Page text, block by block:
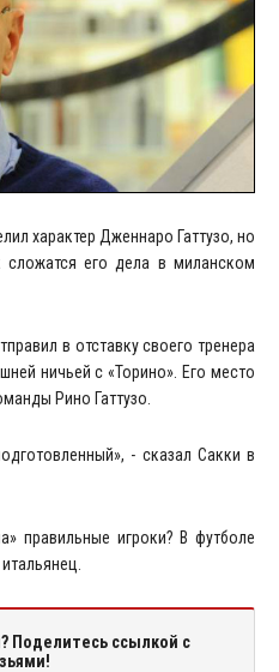
характер Дженнаро Гаттузо, но
сложатся его дела в миланском
в отставку своего тренера
ничьей с «Торино». Его место
Рино Гаттузо.
- сказал Сакки в
правильные игроки? В футболе
Поделитесь ссылкой с